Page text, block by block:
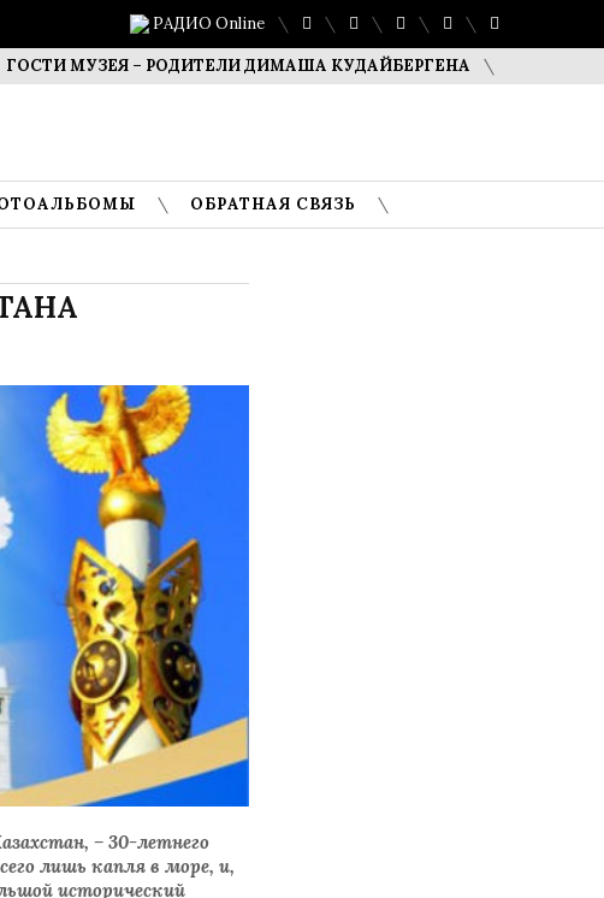
РАДИО Online
– РОДИТЕЛИ ДИМАША КУДАЙБЕРГЕНА САФУАН
ОБРАТНАЯ СВЯЗЬ
– 30-летнего
лишь капля в море, и,
исторический